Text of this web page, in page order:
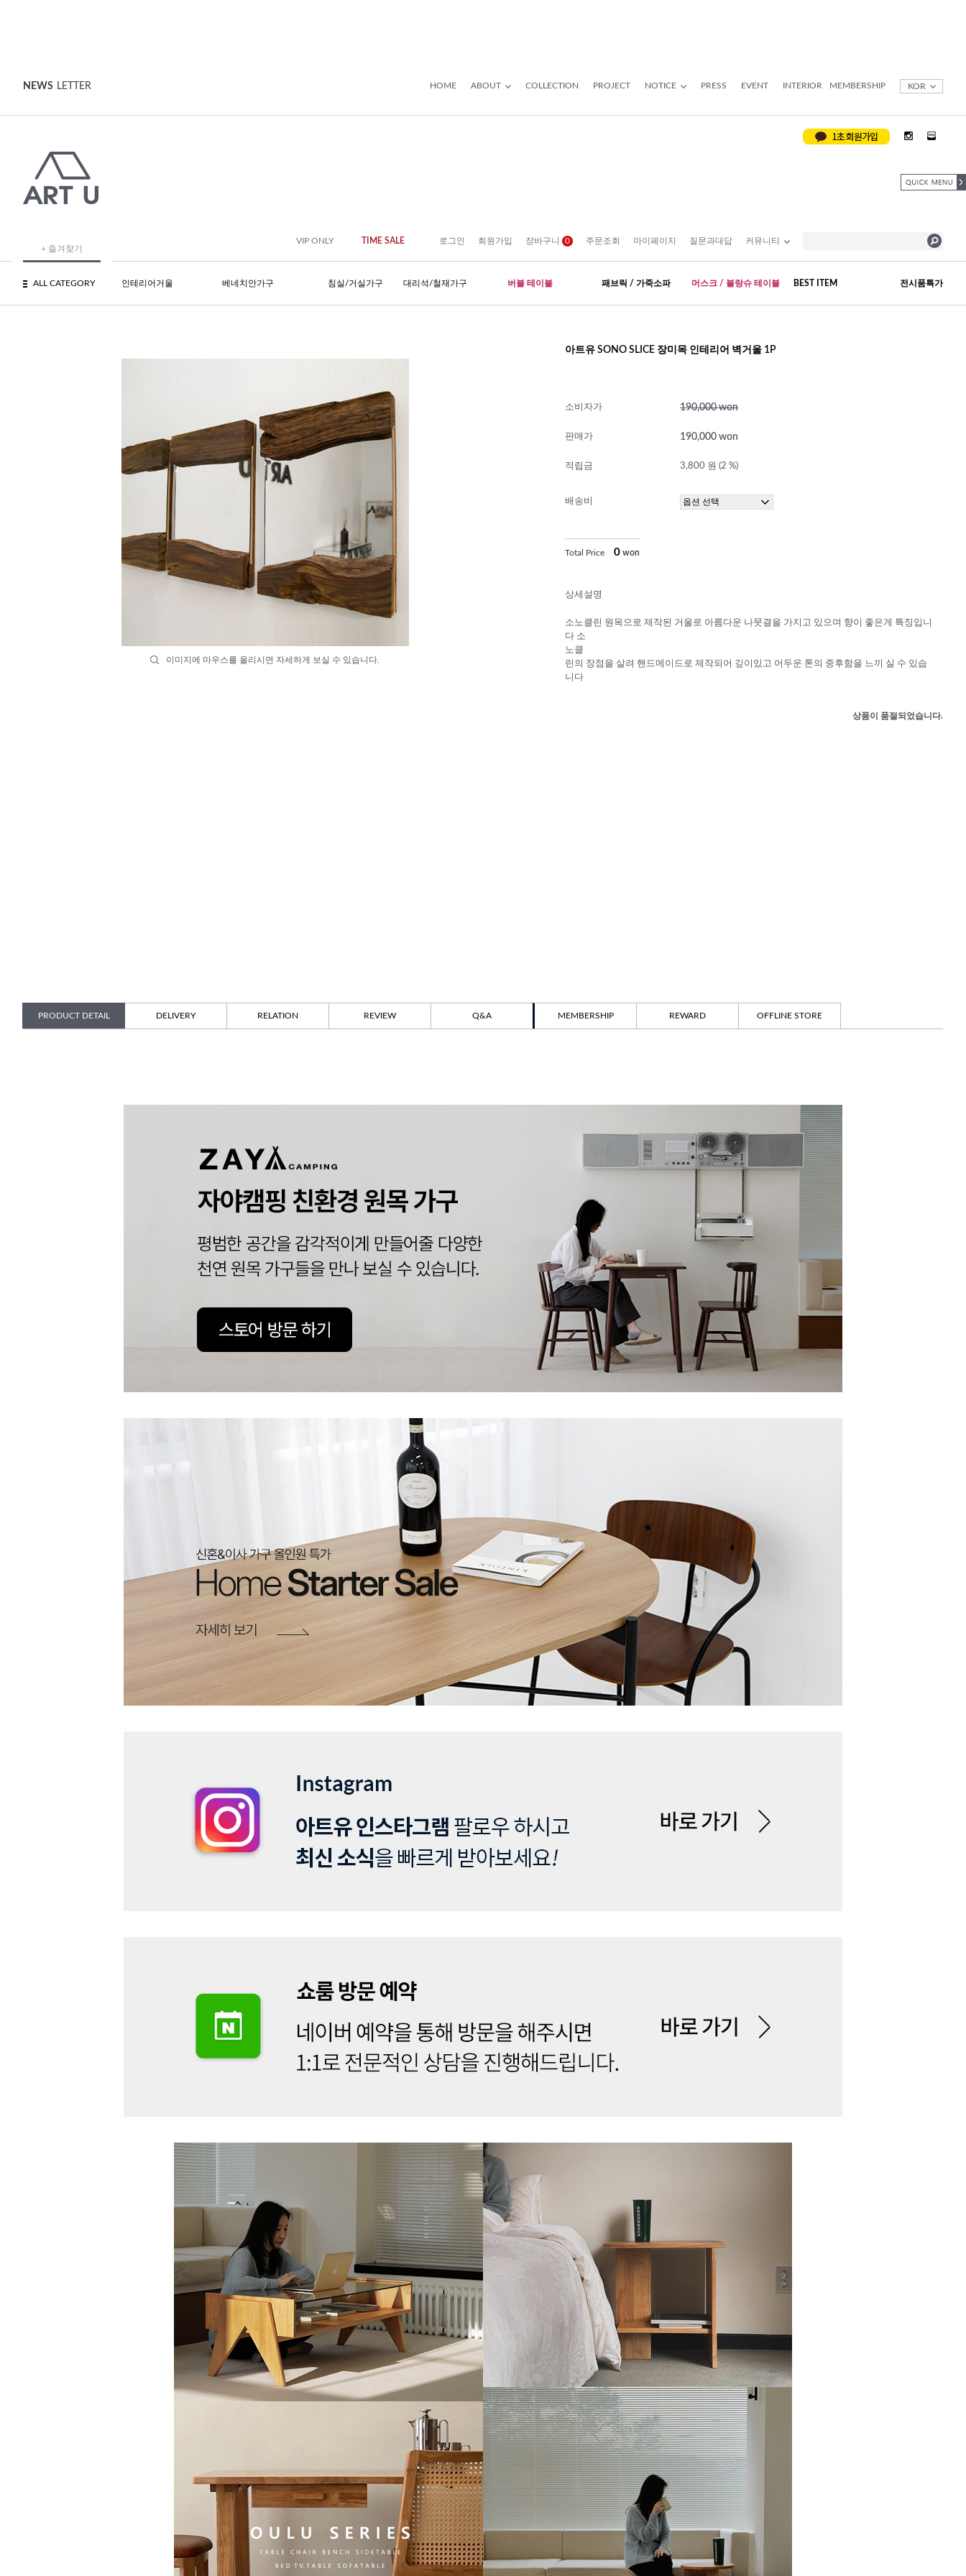
NEWS LETTER HOME ABOUT COLLECTION PROJECT NOTICE PRESS EVENT INTERIOR MEMBERSHIP KOR
+ 즐겨찾기
VIP ONLY TIME SALE 로그인 회원가입 장바구니 0 주문조회 마이페이지 질문과대답 커뮤니티
ALL CATEGORY 인테리어거울 베네치안가구 침실/거실가구 대리석/철재가구 버블 테이블 패브릭 / 가죽소파 머스크 / 블랑슈 테이블 BEST ITEM 전시품특가
이미지에 마우스를 올리시면 자세하게 보실 수 있습니다.
아트유 SONO SLICE 장미목 인테리어 벽거울 1P
소비자가 190,000 won
판매가 190,000 won
적립금 3,800 원 (2 %)
배송비
Total Price 0 won
상세설명
소노클린 원목으로 제작된 거울로 아름다운 나뭇결을 가지고 있으며 향이 좋은게 특징입니
다 소
노클
린의 장점을 살려 핸드메이드로 제작되어 깊이있고 어두운 톤의 중후함을 느끼 실 수 있습
니다
상품이 품절되었습니다.
PRODUCT DETAIL DELIVERY RELATION REVIEW Q&A MEMBERSHIP REWARD OFFLINE STORE